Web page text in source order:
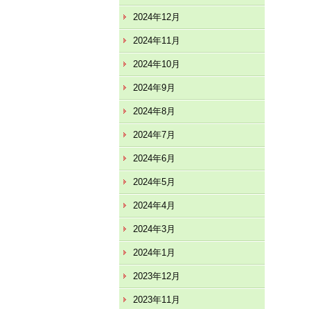
2024年12月
2024年11月
2024年10月
2024年9月
2024年8月
2024年7月
2024年6月
2024年5月
2024年4月
2024年3月
2024年1月
2023年12月
2023年11月